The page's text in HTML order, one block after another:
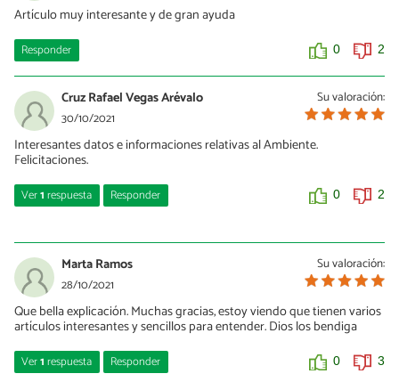
Artículo muy interesante y de gran ayuda
Responder 0 2
Su valoración:
Cruz Rafael Vegas Arévalo
30/10/2021
Interesantes datos e informaciones relativas al Ambiente.
Felicitaciones.
Ver1respuesta Responder 0 2
30/10/2021
¡Muchísimas gracias!
0 0
Su valoración:
Marta Ramos
28/10/2021
Que bella explicación. Muchas gracias, estoy viendo que tienen varios
artículos interesantes y sencillos para entender. Dios los bendiga
Ver1respuesta Responder 0 3